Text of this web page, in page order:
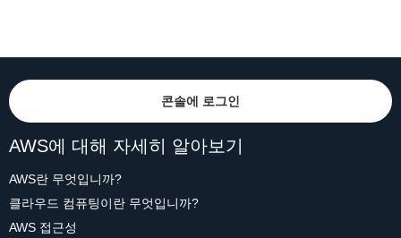
콘솔에 로그인
AWS에 대해 자세히 알아보기
AWS란 무엇입니까?
클라우드 컴퓨팅이란 무엇입니까?
AWS 접근성